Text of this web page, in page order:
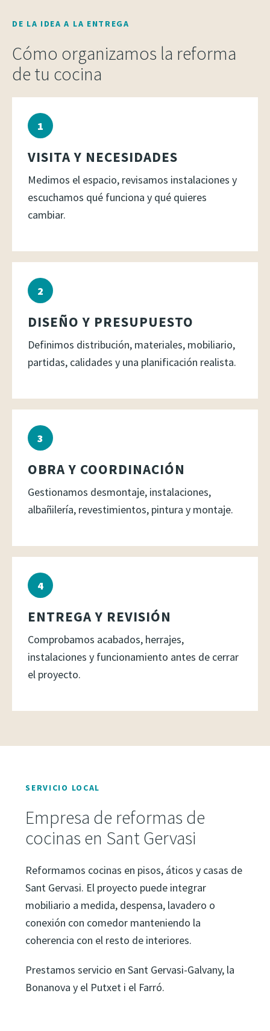
DE LA IDEA A LA ENTREGA
Cómo organizamos la reforma
de tu cocina
VISITA Y NECESIDADES
Medimos el espacio, revisamos instalaciones y
escuchamos qué funciona y qué quieres
cambiar.
DISEÑO Y PRESUPUESTO
Definimos distribución, materiales, mobiliario,
partidas, calidades y una planificación realista.
OBRA Y COORDINACIÓN
Gestionamos desmontaje, instalaciones,
albañilería, revestimientos, pintura y montaje.
ENTREGA Y REVISIÓN
Comprobamos acabados, herrajes,
instalaciones y funcionamiento antes de cerrar
el proyecto.
SERVICIO LOCAL
Empresa de reformas de
cocinas en Sant Gervasi
Reformamos cocinas en pisos, áticos y casas de
Sant Gervasi. El proyecto puede integrar
mobiliario a medida, despensa, lavadero o
conexión con comedor manteniendo la
coherencia con el resto de interiores.
Prestamos servicio en Sant Gervasi-Galvany, la
Bonanova y el Putxet i el Farró.